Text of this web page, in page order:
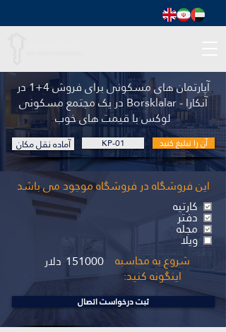
آپارتمان های مسکونی برای فروش 4+1 در
آنکارا - Borsklalar در یک مجتمع مسکونی
لوکس با قیمت های خوب
آماده نقل مکان KP-01 آن را تبلیغ کنید
این فروشگاه در فروشگاه موجود می باشد
کارتیه
دفتر
مجله
ویلا
دلار
شروع به محاسبه
اینگونه کنید:
151000
ثبت درخواست اتصال